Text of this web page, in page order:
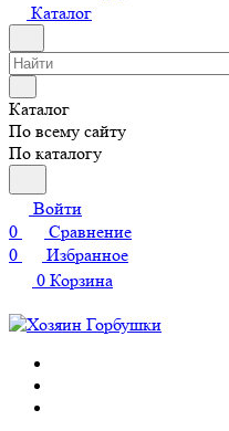
Каталог
Каталог
По всему сайту
По каталогу
Войти
0
Сравнение
0
Избранное
0 Корзина